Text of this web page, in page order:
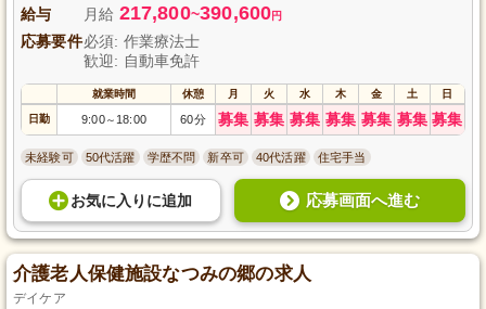
給与 月給 217,800~390,600円
応募要件必須: 作業療法士
歓迎: 自動車免許
就業時間 休憩 月 火 水 木 金 土 日
日勤 9:00～ 18:00 60分 募集 募集 募集 募集 募集 募集 募集
未経験可 50代活躍 学歴不問 新卒可 40代活躍 住宅手当
お気に入り に追加 応募画面へ進む
介護老人保健施設なつみの郷の求人
デイケア